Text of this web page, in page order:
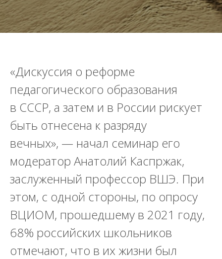
«Дискуссия о реформе
педагогического образования
в СССР, а затем и в России рискует
быть отнесена к разряду
вечных», — начал семинар его
модератор Анатолий Каспржак,
заслуженный профессор ВШЭ. При
этом, с одной стороны, по опросу
ВЦИОМ, прошедшему в 2021 году,
68% российских школьников
отмечают, что в их жизни был